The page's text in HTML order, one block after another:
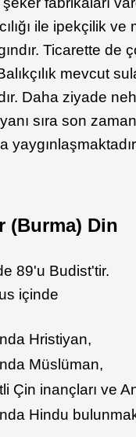
ile ipekçilik ve
Ticarette de
mevcut
Daha ziyade
yanı sıra son
(Burma) Din
89'u Budist'tir.
içinde
Hristiyan,
Müslüman,
Çin inançları ve
Hindu